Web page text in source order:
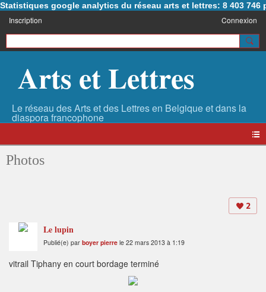
Statistiques google analytics du réseau arts et lettres: 8 403 746
Inscription Connexion
Arts et Lettres
Photos
2
Le lupin
Publié(e) par boyer pierre le 22 mars 2013 à 1:19
vitrail Tiphany en court bordage terminé